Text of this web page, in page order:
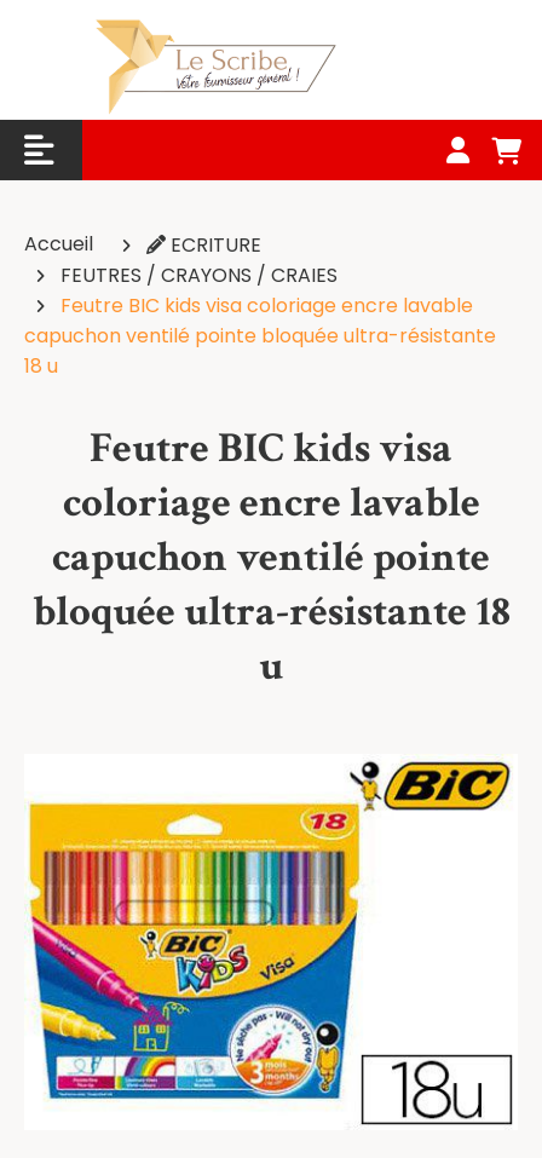
Accueil
ECRITURE
FEUTRES / CRAYONS / CRAIES
Feutre BIC kids visa coloriage encre lavable
capuchon ventilé pointe bloquée ultra-résistante
18 u
Feutre BIC kids visa
coloriage encre lavable
capuchon ventilé pointe
bloquée ultra-résistante 18
u